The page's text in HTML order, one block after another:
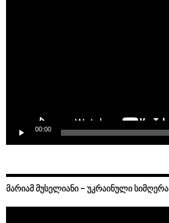
00:00
ᲛᲐᲠᲘᲐᲛ ᲛᲣᲡᲔᲚᲘᲐᲜᲘ – ᲣᲙᲠᲐᲘᲜᲣᲚᲘ ᲡᲘᲛᲦᲔᲠᲐ